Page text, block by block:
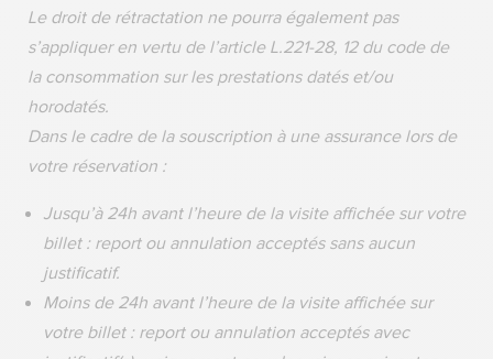
Le droit de rétractation ne pourra également pas
s’appliquer en vertu de l’article L.221-28, 12 du code de
la consommation sur les prestations datés et/ou
horodatés.
Dans le cadre de la souscription à une assurance lors de
votre réservation :
Jusqu’à 24h avant l’heure de la visite affichée sur votre
billet : report ou annulation acceptés sans aucun
justificatif.
Moins de 24h avant l’heure de la visite affichée sur
votre billet : report ou annulation acceptés avec